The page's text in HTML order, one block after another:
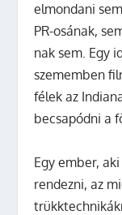
elmondani
PR-osának,
nak sem. Egy
szememben
félek az
becsapódni a
Egy ember,
rendezni, az